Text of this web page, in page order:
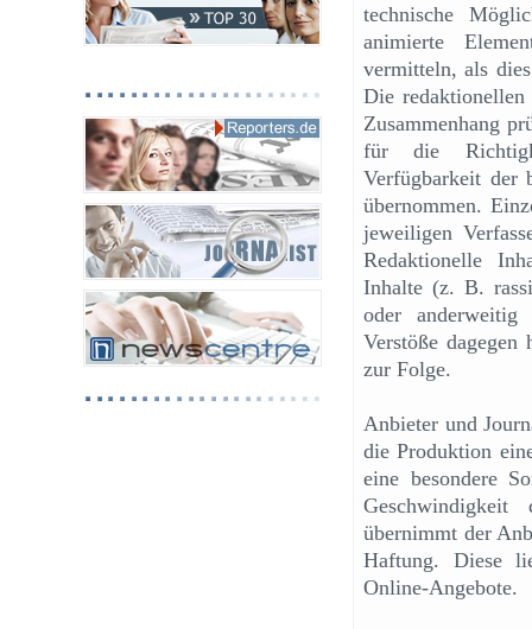
technische
animierte
vermitteln, als
Die
Zusammenhang
für die
Verfügbarkeit der
übernommen.
jeweiligen
Redaktionelle
Inhalte (z. B.
oder anderweitig
Verstöße dagegen
zur Folge.
Anbieter und
die Produktion
eine besondere
übernimmt der
Haftung. Diese
Online-Angebote.